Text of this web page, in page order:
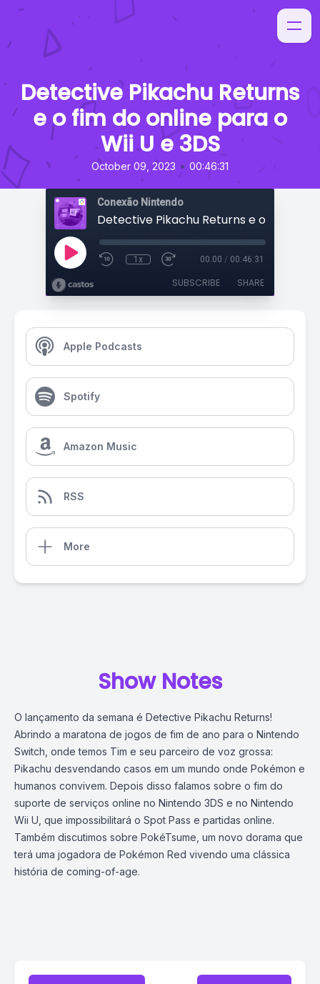
Detective Pikachu Returns
e o fim do online para o
Wii U e 3DS
October 09, 2023 • 00:46:31
Conexão Nintendo
1x 00:00 / 00:46:31
SUBSCRIBE SHARE
Apple Podcasts
Spotify
Amazon Music
RSS
More
Show Notes
O lançamento da semana é Detective Pikachu Returns!
Abrindo a maratona de jogos de fim de ano para o Nintendo
Switch, onde temos Tim e seu parceiro de voz grossa:
Pikachu desvendando casos em um mundo onde Pokémon e
humanos convivem. Depois disso falamos sobre o fim do
suporte de serviços online no Nintendo 3DS e no Nintendo
Wii U, que impossibilitará o Spot Pass e partidas online.
Também discutimos sobre PokéTsume, um novo dorama que
terá uma jogadora de Pokémon Red vivendo uma clássica
história de coming-of-age.